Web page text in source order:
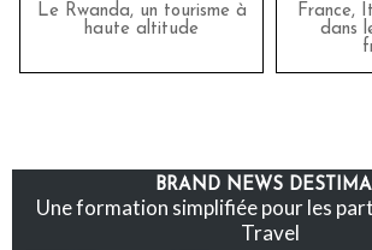
Le Rwanda, un tourisme à
haute altitude
France,
dans
BRAND NEWS
Une formation simplifiée pour les
Travel